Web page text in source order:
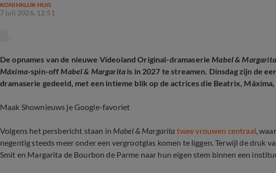
KONINKLIJK HUIS
7 juli 2026, 12:51
De opnames van de nieuwe Videoland Original-dramaserieMabel & Margarita
Máxima-spin-offMabel & Margaritais in 2027 te streamen. Dinsdag zijn de
dramaserie gedeeld, met een intieme blik op de actrices die Beatrix,
Maak Shownieuws je Google-favoriet
Volgens het persbericht staan in Mabel & Margarita twee vrouwen centraal,
negentig steeds meer onder een vergrootglas komen te liggen. Terwijl de druk
Smit en Margarita de Bourbon de Parme naar hun eigen stem binnen een